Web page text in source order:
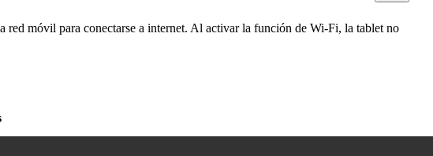
móvil para conectarse a internet. Al activar la función de Wi-Fi, la tablet no